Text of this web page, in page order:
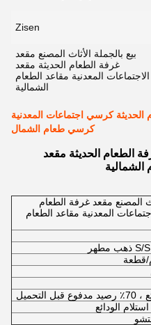
Zisen
بيع بالجملة الأثاث المصنع مقعد
غرفة الطعام الحديثة مقعد
الاجتماعات المعدنية مقاعد الطعام
الشمالية
كرسي اجتماعات المعدنية
كرسي طعام الشمال
الطعام الحديثة مقعد
الشمالية
المصنع مقعد غرفة الطعام
المعدنية مقاعد الطعام